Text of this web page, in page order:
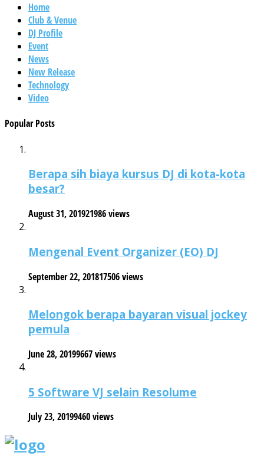
Home
Club & Venue
DJ Profile
Event
News
New Release
Technology
Video
Popular Posts
Berapa sih biaya kursus DJ di kota-kota
besar?
August 31, 201921986 views
Mengenal Event Organizer (EO) DJ
September 22, 201817506 views
Melongok berapa bayaran visual jockey
pemula
June 28, 20199667 views
5 Software VJ selain Resolume
July 23, 20199460 views